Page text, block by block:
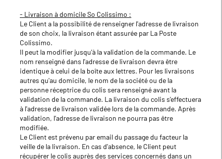
- Livraison à domicile So Colissimo :
Le Client a la possibilité de renseigner l'adresse de livraison
de son choix, la livraison étant assurée par La Poste
Colissimo.
Il peut la modifier jusqu'à la validation de la commande. Le
nom renseigné dans l'adresse de livraison devra être
identique à celui de la boîte aux lettres. Pour les livraisons
autres qu'au domicile, le nom de la société ou de la
personne réceptrice du colis sera renseigné avant la
validation de la commande. La livraison du colis s'effectuera
à l'adresse de livraison validée lors de la commande. Après
validation, l’adresse de livraison ne pourra pas être
modifiée.
Le Client est prévenu par email du passage du facteur la
veille de la livraison. En cas d'absence, le Client peut
récupérer le colis auprès des services concernés dans un